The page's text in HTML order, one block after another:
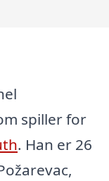
spiller for
. Han er 26